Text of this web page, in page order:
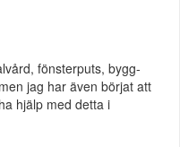
fönsterputs, bygg-
jag har även börjat att
hjälp med detta i